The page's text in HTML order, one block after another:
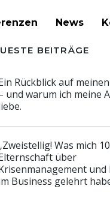
News
BEITRÄGE
Rückblick auf
und warum ich meine
Was mich
über
und
Business gelehrt